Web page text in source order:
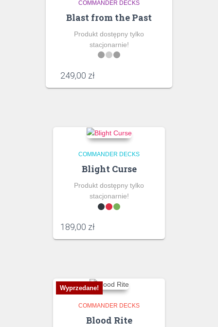
COMMANDER DECKS
Blast from the Past
Produkt dostępny tylko
stacjonarnie!
249,00 zł
COMMANDER DECKS
Blight Curse
Produkt dostępny tylko
stacjonarnie!
189,00 zł
Wyprzedane!
COMMANDER DECKS
Blood Rite